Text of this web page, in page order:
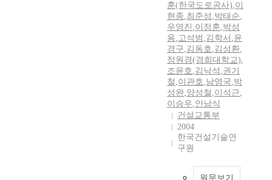
훈(한국도로공사),이
현종,최준성 ,박태순,
우영진 ,이정훈,박성
용,고석범 ,김학서 ,윤
경구,김동호,김성환,
정원경(경희대학교),
조윤호,김낙석 ,권기
철 ,이관호,남영국,박
성완,양성철 ,이석근,
이승우,안남식
건설교통부
2004
한국건설기술연
구원
원문보기